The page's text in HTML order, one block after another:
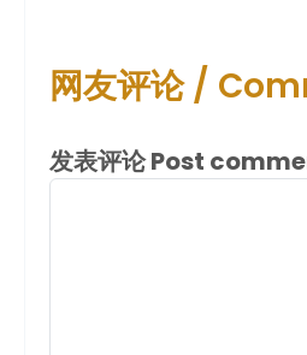
网友评论 /
发表评论 Post